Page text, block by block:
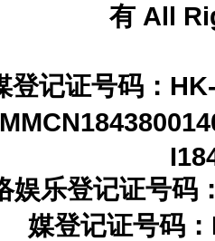
有 All
登记证号码：
娱乐登记证号码
媒登记证号码